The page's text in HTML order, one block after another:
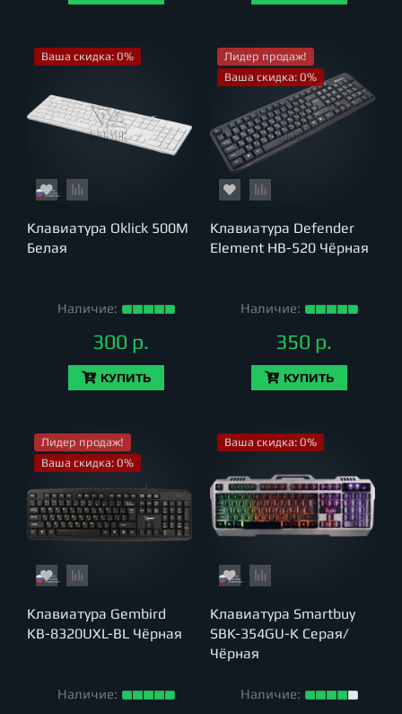
Ваша скидка: 0%
Клавиатура Oklick 500M
Белая
Наличие:
300 р.
КУПИТЬ
Лидер продаж!
Ваша скидка: 0%
Клавиатура Defender
Element HB-520 Чёрная
Наличие:
350 р.
КУПИТЬ
Лидер продаж!
Ваша скидка: 0%
Клавиатура Gembird
KB-8320UXL-BL Чёрная
Наличие:
Ваша скидка: 0%
Клавиатура Smartbuy
SBK-354GU-K Серая/
Чёрная
Наличие: